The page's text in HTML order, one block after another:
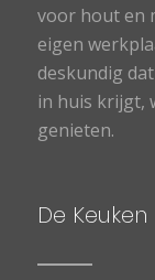
voor hout en
eigen
deskundig
in huis krijgt,
genieten.
De